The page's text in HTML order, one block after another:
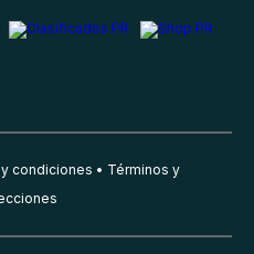
condiciones
Términos y